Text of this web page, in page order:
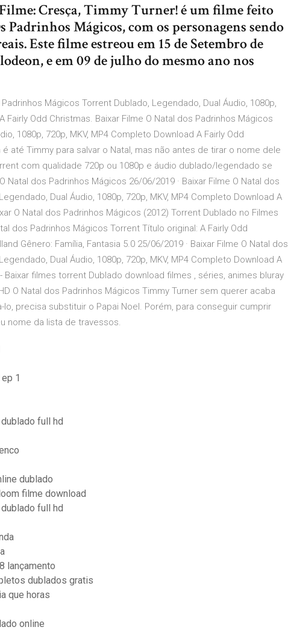
Cresça, Timmy Turner! é um filme feito
Padrinhos Mágicos, com os personagens sendo
Este filme estreou em 15 de Setembro de
e em 09 de julho do mesmo ano nos
Mágicos Torrent Dublado, Legendado, Dual Áudio, 1080p,
Fairly Odd Christmas. Baixar Filme O Natal dos Padrinhos Mágicos
1080p, 720p, MKV, MP4 Completo Download A Fairly Odd
até Timmy para salvar o Natal, mas não antes de tirar o nome dele
com qualidade 720p ou 1080p e áudio dublado/legendado se
Natal dos Padrinhos Mágicos 26/06/2019 · Baixar Filme O Natal dos
Dual Áudio, 1080p, 720p, MKV, MP4 Completo Download A
O Natal dos Padrinhos Mágicos (2012) Torrent Dublado no Filmes
dos Padrinhos Mágicos Torrent Título original: A Fairly Odd
Gênero: Família, Fantasia 5.0 25/06/2019 · Baixar Filme O Natal dos
Dual Áudio, 1080p, 720p, MKV, MP4 Completo Download A
Baixar filmes torrent Dublado download filmes , séries, animes bluray
O Natal dos Padrinhos Mágicos Timmy Turner sem querer acaba
lo, precisa substituir o Papai Noel. Porém, para conseguir cumprir
nome da lista de travessos.
1
full hd
dublado
filme download
full hd
lançamento
dublados gratis
que horas
online